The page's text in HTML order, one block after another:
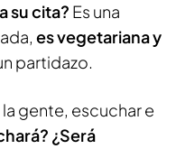
su cita? Es una
es vegetariana y
partidazo.
gente, escuchar e
¿Será